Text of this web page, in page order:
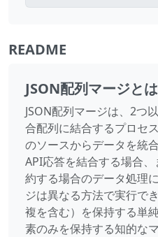
README
JSON配列マージと
JSON配列マージは、2つ
合配列に結合するプロセ
のソースからデータを統
API応答を結合する場合
約する場合のデータ処理
ジは異なる方法で実行で
複を含む）を保持する単
素のみを保持する知的な